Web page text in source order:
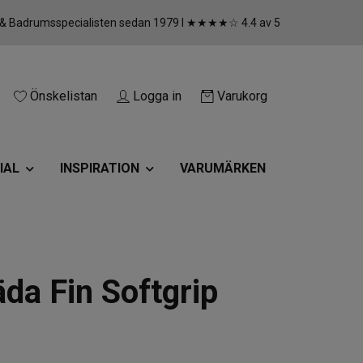
Badrumsspecialisten sedan 1979 I ★★★★☆ 4.4 av 5
Önskelistan Logga in Varukorg
INSPIRATION VARUMÄRKEN
Fin Softgrip